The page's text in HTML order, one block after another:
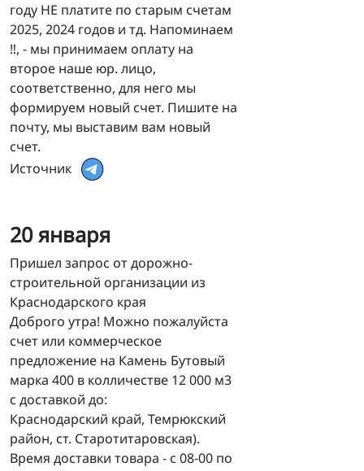
году НЕ платите по старым счетам
2025, 2024 годов и тд. Напоминаем
‼️, - мы принимаем оплату на
второе наше юр. лицо,
соответственно, для него мы
формируем новый счет. Пишите на
почту, мы выставим вам новый
счет.
Источник
20 января
Пришел запрос от дорожно-
строительной организации из
Краснодарского края
Доброго утра! Можно пожалуйста
счет или коммерческое
предложение на Камень Бутовый
марка 400 в колличестве 12 000 м3
с доставкой до:
Краснодарский край, Темрюкский
район, ст. Старотитаровская).
Время доставки товара - с 08-00 по